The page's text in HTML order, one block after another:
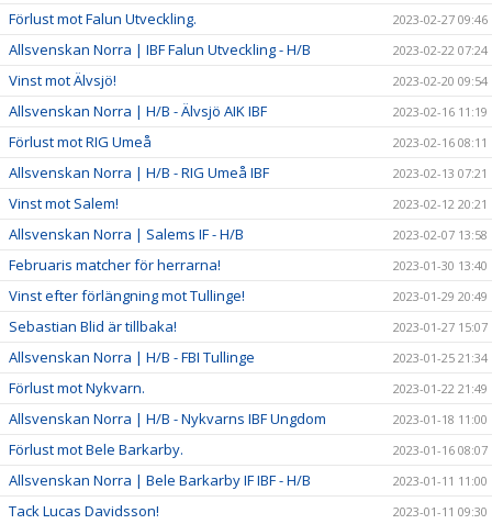
Förlust mot Falun Utveckling. 2023-02-27 09:46
Allsvenskan Norra | IBF Falun Utveckling - H/B 2023-02-22 07:24
Vinst mot Älvsjö! 2023-02-20 09:54
Allsvenskan Norra | H/B - Älvsjö AIK IBF 2023-02-16 11:19
Förlust mot RIG Umeå 2023-02-16 08:11
Allsvenskan Norra | H/B - RIG Umeå IBF 2023-02-13 07:21
Vinst mot Salem! 2023-02-12 20:21
Allsvenskan Norra | Salems IF - H/B 2023-02-07 13:58
Februaris matcher för herrarna! 2023-01-30 13:40
Vinst efter förlängning mot Tullinge! 2023-01-29 20:49
Sebastian Blid är tillbaka! 2023-01-27 15:07
Allsvenskan Norra | H/B - FBI Tullinge 2023-01-25 21:34
Förlust mot Nykvarn. 2023-01-22 21:49
Allsvenskan Norra | H/B - Nykvarns IBF Ungdom 2023-01-18 11:00
Förlust mot Bele Barkarby. 2023-01-16 08:07
Allsvenskan Norra | Bele Barkarby IF IBF - H/B 2023-01-11 11:00
Tack Lucas Davidsson! 2023-01-11 09:30